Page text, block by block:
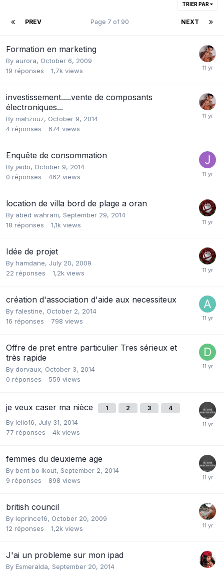
TRIER PAR
PREV NEXT
Page 7 of 90
Formation en marketing
By aurora, October 6, 2009
19 réponses 1,7k views
investissement.....vente de composants
électroniques...
By mahzouz, October 9, 2014
4 réponses 674 views
Enquête de consommation
By jaido, October 9, 2014
0 réponses 462 views
location de villa bord de plage a oran
By abed wahrani, September 29, 2014
18 réponses 1,1k views
Idée de projet
By hamdane, July 20, 2009
22 réponses 1,2k views
création d'association d'aide aux necessiteux
By falestine, October 2, 2014
16 réponses 798 views
Offre de pret entre particulier Tres sérieux et
très rapide
By dorvaux, October 3, 2014
0 réponses 559 views
je veux caser ma nièce 1 2 3 4
By lelio16, July 31, 2014
77 réponses 4k views
femmes du deuxieme age
By bent bo lkout, September 2, 2014
9 réponses 898 views
british council
By leprince16, October 20, 2009
12 réponses 1,2k views
J'ai un probleme sur mon ipad
By Esmeralda, September 20, 2014